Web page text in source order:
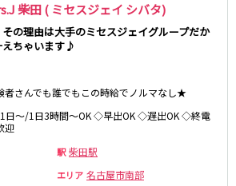
柴田 ( ミセスジェイ シバタ)
の理由は大手のミセスジェイグループだか
ちゃいます♪
者さんでも誰でもこの時給でノルマなし★
日～/1日3時間～OK ◇早出OK ◇遅出OK ◇終電
迎
駅 柴田駅
エリア 名古屋市南部
選択した内容で設定
名鉄岐阜駅
近鉄名古屋駅